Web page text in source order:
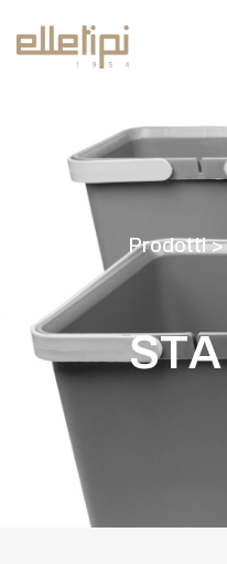
Prodotti >
STA